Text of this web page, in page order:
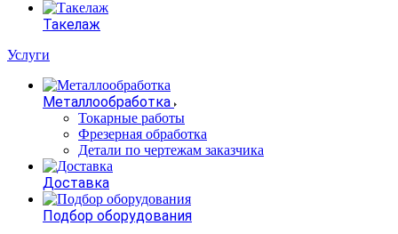
Такелаж
Услуги
Металлообработка
Токарные работы
Фрезерная обработка
Детали по чертежам заказчика
Доставка
Подбор оборудования